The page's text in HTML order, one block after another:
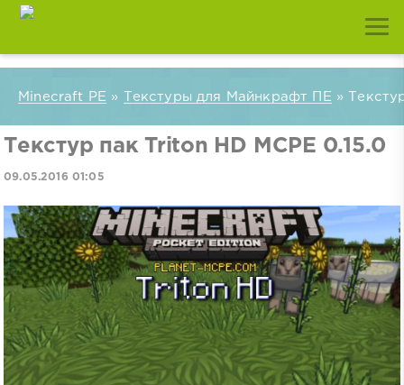
Minecraft PE » Текстуры для Майнкрафт ПЕ »
Текстур пак Triton HD MCPE 0.15.0
09.05.2016 01:05